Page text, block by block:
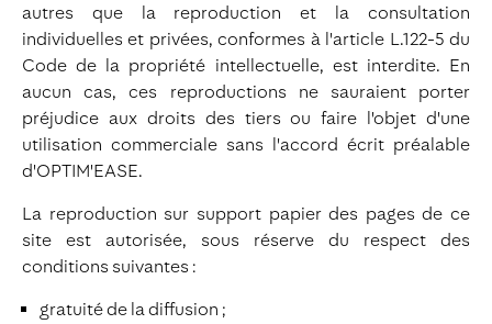
autres que la reproduction et la consultation
individuelles et privées, conformes à l'article L.122-5 du
Code de la propriété intellectuelle, est interdite. En
aucun cas, ces reproductions ne sauraient porter
préjudice aux droits des tiers ou faire l'objet d'une
utilisation commerciale sans l'accord écrit préalable
d'OPTIM'EASE.
La reproduction sur support papier des pages de ce
site est autorisée, sous réserve du respect des
conditions suivantes :
gratuité de la diffusion ;